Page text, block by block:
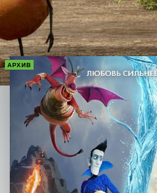
АРХИВ